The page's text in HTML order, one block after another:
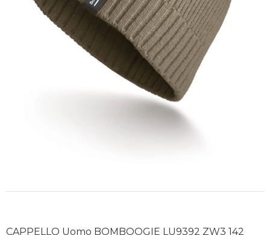
CAPPELLO Uomo BOMBOOGIE LU9392 ZW3 142